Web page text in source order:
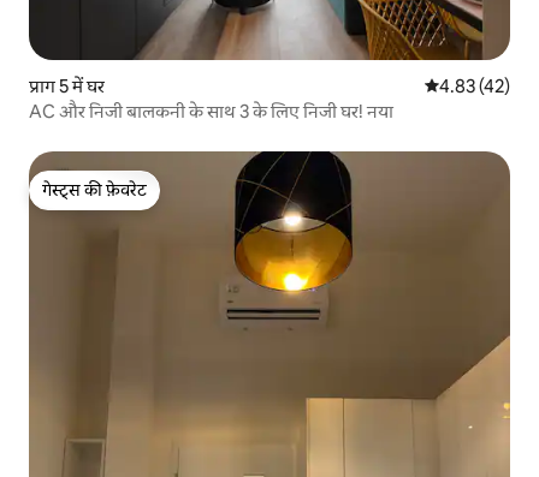
प्राग 5 में घर औसत रेटिंग 5 में
4.83 (42)
AC और निजी बालकनी के साथ 3 के लिए निजी घर! नया
गेस्ट्स की फ़ेवरेट
गेस्ट्स की फ़ेवरेट